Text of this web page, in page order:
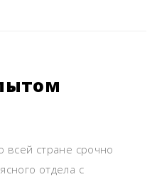
всей стране срочно
отдела с